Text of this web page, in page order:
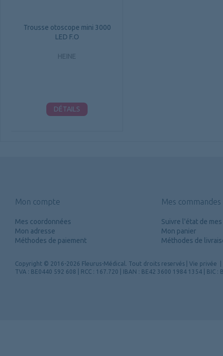
Trousse otoscope mini 3000
LED F.O
HEINE
DÉTAILS
Mon compte
Mes coordonnées
Mon adresse
Méthodes de paiement
Mes commandes
Suivre l'état de
Mon panier
Méthodes de
Copyright © 2016-2026 Fleurus-Médical. Tout droits reservés Vie privée
TVA : BE0440 592 608 | RCC : 167.720 | IBAN : BE42 3600 1984 1354 | BIC :